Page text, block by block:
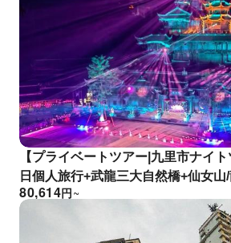
【プライベートツアー|九里市ナイ
日個人旅行+武龍三大自然橋+仙女
トツアー+公潭古鎮+烏江画廊
円
80,614 ~